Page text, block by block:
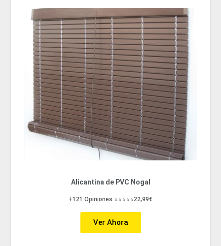
Alicantina de PVC Nogal
+121 Opiniones ⭐⭐⭐⭐⭐22,99€
Ver Ahora